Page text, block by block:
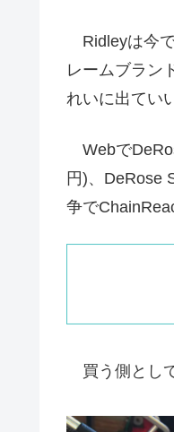
Ridleyは今
レームブラン
れいに出てい
Webで
円)、DeRose
争で
買う側とし